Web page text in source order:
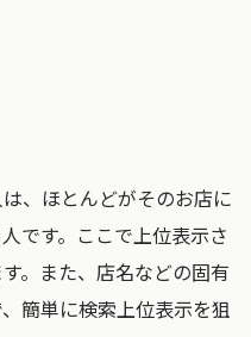
、ほとんどがそのお店に
です。ここで上位表示さ
。また、店名などの固有
簡単に検索上位表示を狙